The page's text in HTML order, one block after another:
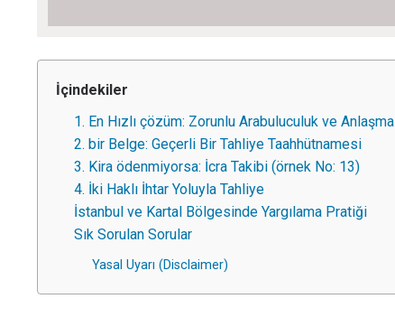
İçindekiler
1. En Hızlı çözüm: Zorunlu Arabuluculuk ve
2. bir Belge: Geçerli Bir Tahliye Taahhütnamesi
3. Kira ödenmiyorsa: İcra Takibi (örnek No: 13)
4. İki Haklı İhtar Yoluyla Tahliye
İstanbul ve Kartal Bölgesinde Yargılama Pratiği
Sık Sorulan Sorular
Yasal Uyarı (Disclaimer)